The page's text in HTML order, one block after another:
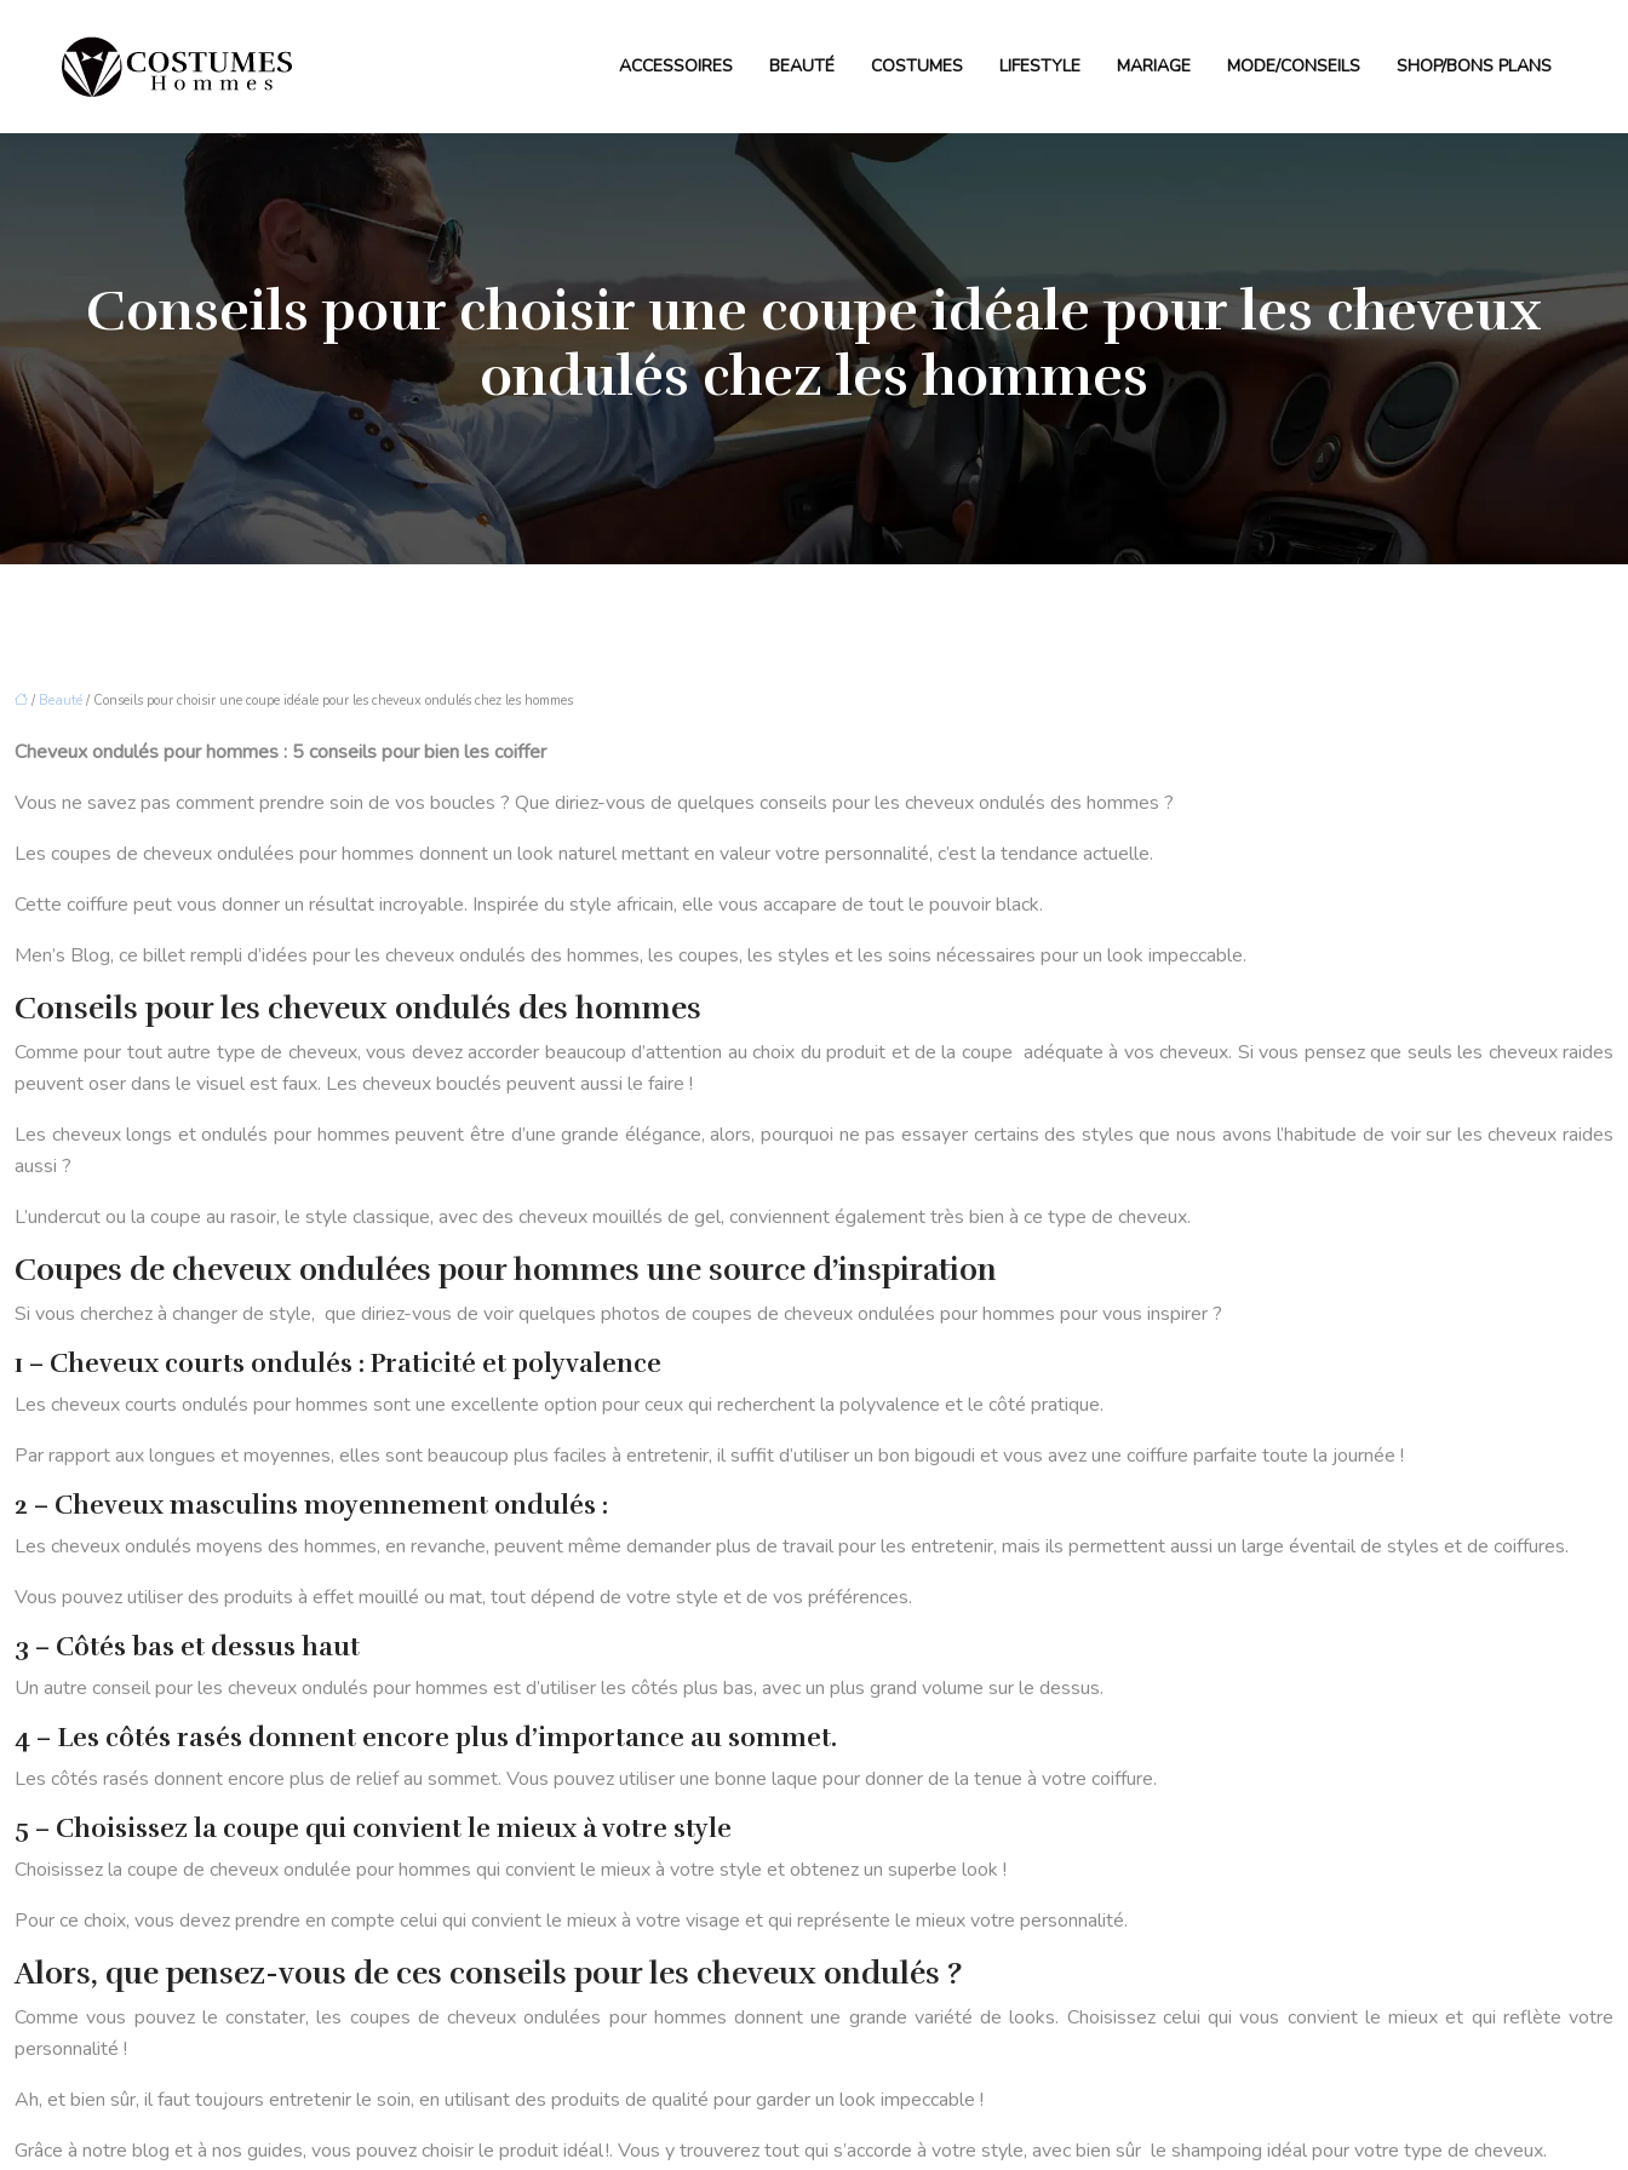
ACCESSOIRES BEAUTÉ COSTUMES LIFESTYLE MARIAGE MODE/CONSEILS SHOP/BONS PLANS
Conseils pour choisir une coupe idéale pour les cheveux
ondulés chez les hommes
/ Beauté / Conseils pour choisir une coupe idéale pour les cheveux ondulés chez les hommes
Cheveux ondulés pour hommes : 5 conseils pour bien les coiffer
Vous ne savez pas comment prendre soin de vos boucles ? Que diriez-vous de quelques conseils pour les cheveux ondulés des hommes ?
Les coupes de cheveux ondulées pour hommes donnent un look naturel mettant en valeur votre personnalité, c’est la tendance actuelle.
Cette coiffure peut vous donner un résultat incroyable. Inspirée du style africain, elle vous accapare de tout le pouvoir black.
Men’s Blog, ce billet rempli d’idées pour les cheveux ondulés des hommes, les coupes, les styles et les soins nécessaires pour un look impeccable.
Conseils pour les cheveux ondulés des hommes
Comme pour tout autre type de cheveux, vous devez accorder beaucoup d’attention au choix du produit et de la coupe adéquate à vos cheveux. Si vous pensez que seuls les cheveux raides
peuvent oser dans le visuel est faux. Les cheveux bouclés peuvent aussi le faire !
Les cheveux longs et ondulés pour hommes peuvent être d’une grande élégance, alors, pourquoi ne pas essayer certains des styles que nous avons l’habitude de voir sur les cheveux raides
aussi ?
L’undercut ou la coupe au rasoir, le style classique, avec des cheveux mouillés de gel, conviennent également très bien à ce type de cheveux.
Coupes de cheveux ondulées pour hommes une source d’inspiration
Si vous cherchez à changer de style, que diriez-vous de voir quelques photos de coupes de cheveux ondulées pour hommes pour vous inspirer ?
1 – Cheveux courts ondulés : Praticité et polyvalence
Les cheveux courts ondulés pour hommes sont une excellente option pour ceux qui recherchent la polyvalence et le côté pratique.
Par rapport aux longues et moyennes, elles sont beaucoup plus faciles à entretenir, il suffit d’utiliser un bon bigoudi et vous avez une coiffure parfaite toute la journée !
2 – Cheveux masculins moyennement ondulés :
Les cheveux ondulés moyens des hommes, en revanche, peuvent même demander plus de travail pour les entretenir, mais ils permettent aussi un large éventail de styles et de coiffures.
Vous pouvez utiliser des produits à effet mouillé ou mat, tout dépend de votre style et de vos préférences.
3 – Côtés bas et dessus haut
Un autre conseil pour les cheveux ondulés pour hommes est d’utiliser les côtés plus bas, avec un plus grand volume sur le dessus.
4 – Les côtés rasés donnent encore plus d’importance au sommet.
Les côtés rasés donnent encore plus de relief au sommet. Vous pouvez utiliser une bonne laque pour donner de la tenue à votre coiffure.
5 – Choisissez la coupe qui convient le mieux à votre style
Choisissez la coupe de cheveux ondulée pour hommes qui convient le mieux à votre style et obtenez un superbe look !
Pour ce choix, vous devez prendre en compte celui qui convient le mieux à votre visage et qui représente le mieux votre personnalité.
Alors, que pensez-vous de ces conseils pour les cheveux ondulés ?
Comme vous pouvez le constater, les coupes de cheveux ondulées pour hommes donnent une grande variété de looks. Choisissez celui qui vous convient le mieux et qui reflète votre
personnalité !
Ah, et bien sûr, il faut toujours entretenir le soin, en utilisant des produits de qualité pour garder un look impeccable !
Grâce à notre blog et à nos guides, vous pouvez choisir le produit idéal !. Vous y trouverez tout qui s’accorde à votre style, avec bien sûr le shampoing idéal pour votre type de cheveux.